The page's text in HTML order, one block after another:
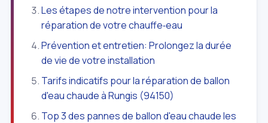
Les étapes de notre intervention pour la
réparation de votre chauffe‑eau
Prévention et entretien: Prolongez la durée
de vie de votre installation
Tarifs indicatifs pour la réparation de ballon
d'eau chaude à Rungis (94150)
Top 3 des pannes de ballon d'eau chaude les